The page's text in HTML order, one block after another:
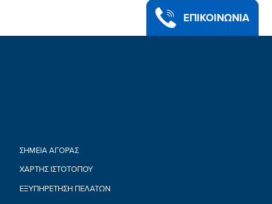
ΕΠΙΚΟΙΝΩΝΙΑ
ΣΗΜΕΙΑ ΑΓΟΡΑΣ
ΧΑΡΤΗΣ ΙΣΤΟΤΟΠΟΥ
ΕΞΥΠΗΡΕΤΗΣΗ ΠΕΛΑΤΩΝ